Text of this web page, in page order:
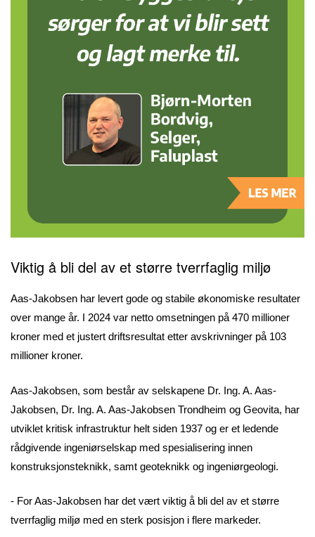
Viktig å bli del av et større tverrfaglig miljø
Aas-Jakobsen har levert gode og stabile økonomiske resultater
over mange år. I 2024 var netto omsetningen på 470 millioner
kroner med et justert driftsresultat etter avskrivninger på 103
millioner kroner.
Aas-Jakobsen, som består av selskapene Dr. Ing. A. Aas-
Jakobsen, Dr. Ing. A. Aas-Jakobsen Trondheim og Geovita, har
utviklet kritisk infrastruktur helt siden 1937 og er et ledende
rådgivende ingeniørselskap med spesialisering innen
konstruksjonsteknikk, samt geoteknikk og ingeniørgeologi.
- For Aas-Jakobsen har det vært viktig å bli del av et større
tverrfaglig miljø med en sterk posisjon i flere markeder.